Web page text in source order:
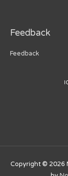
Feedback
Feedback
Copyright © 2026